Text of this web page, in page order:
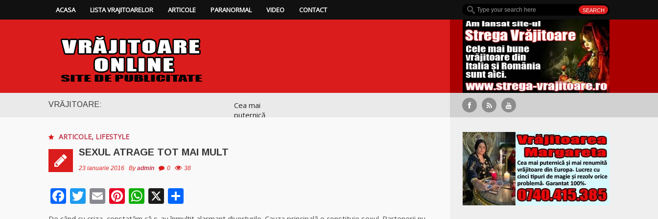
ACASA LISTA VRAJITOARELOR ARTICOLE PARANORMAL VIDEO CONTACT
VRĂJITOARE:
Cea mai
puternică
ARTICOLE, LIFESTYLE
SEXUL ATRAGE TOT MAI MULT
23 ianuarie 2016 Byadmin 0 38
Facebook
Twitter
EmailPinterest
WhatsApp
X